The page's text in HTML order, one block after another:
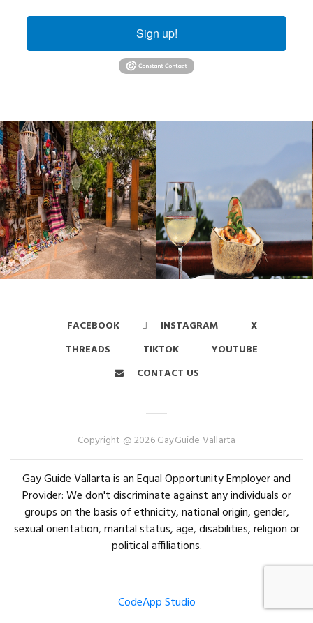
Sign up!
FACEBOOK INSTAGRAM
X
THREADS
TIKTOK
YOUTUBE
CONTACT US
Copyright @ 2026 GayGuide Vallarta
Gay Guide Vallarta is an Equal Opportunity Employer and
Provider: We don't discriminate against any individuals or
groups on the basis of ethnicity, national origin, gender,
sexual orientation, marital status, age, disabilities, religion or
political affiliations.
CodeApp Studio